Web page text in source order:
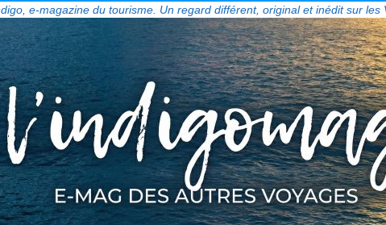
e-magazine du tourisme. Un regard différent, original et inédit sur les